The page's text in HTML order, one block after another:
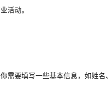
活动。
需要填写一些基本信息，如姓名